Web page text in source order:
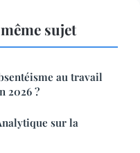
sujet
au travail
2026 ?
sur la